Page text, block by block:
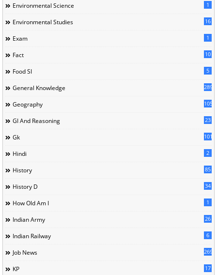
Environmental Science 1
Environmental Studies 16
Exam 1
Fact 10
Food SI 5
General Knowledge 289
Geography 105
GI And Reasoning 23
Gk 101
Hindi 2
History 85
History D 34
How Old Am I 1
Indian Army 26
Indian Railway 6
Job News 269
KP 17